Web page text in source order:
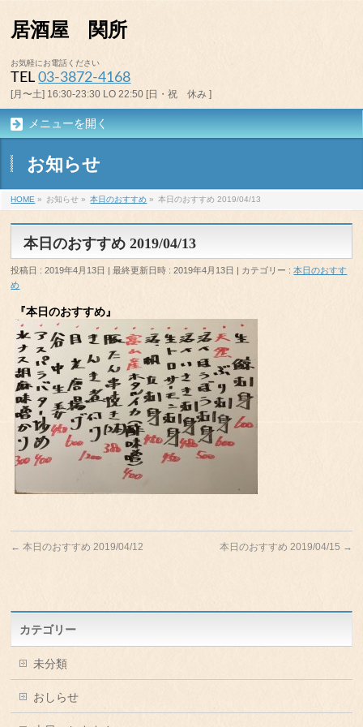
居酒屋 関所
お気軽にお電話ください
TEL03-3872-4168
[月〜土] 16:30-23:30 LO 22:50 [日・祝 休み ]
メニューを開く
お知らせ
HOME » お知らせ » 本日のおすすめ » 本日のおすすめ 2019/04/13
本日のおすすめ 2019/04/13
投稿日 : 2019年4月13日 最終更新日時 : 2019年4月13日 カテゴリー :本日のおすす
め
『本日のおすすめ』
← 本日のおすすめ 2019/04/12 本日のおすすめ 2019/04/15 →
カテゴリー
未分類
おしらせ